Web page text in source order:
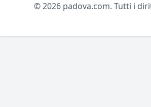
© 2026 padova.com. Tutti i